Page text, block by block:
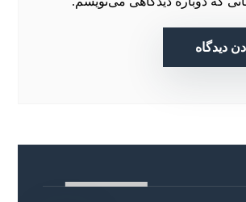
دیدگاه